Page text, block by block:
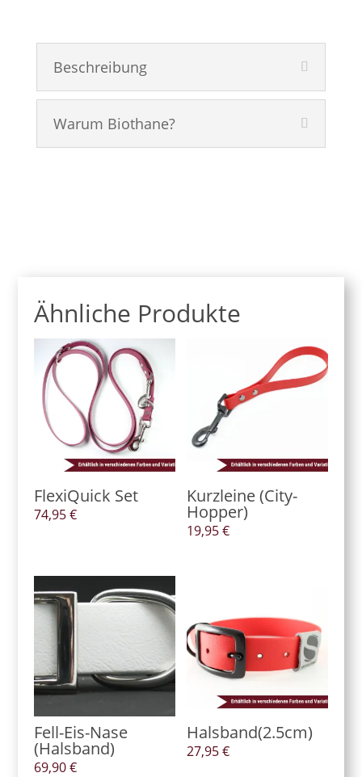
Beschreibung
Warum Biothane?
Ähnliche Produkte
FlexiQuick Set
74,95€
Kurzleine (City-
Hopper)
19,95€
Fell-Eis-Nase
(Halsband)
69,90€
Halsband(2.5cm)
27,95€